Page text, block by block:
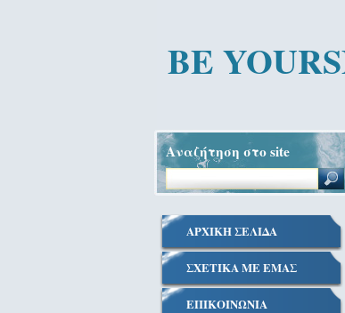
BE
ΑΡΧΙΚΗ ΣΕΛΙΔΑ
ΣΧΕΤΙΚΑ ΜΕ EΜΑΣ
ΕΠΙΚΟΙΝΩΝΙΑ
Αναζήτηση στο site